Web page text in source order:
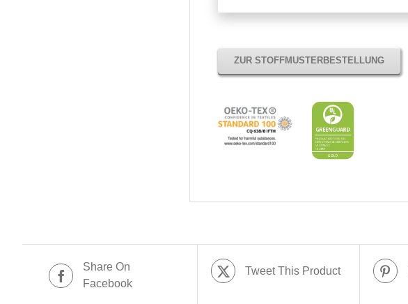
ZUR STOFFMUSTERBESTELLUNG
Share On
Facebook
Tweet This Product